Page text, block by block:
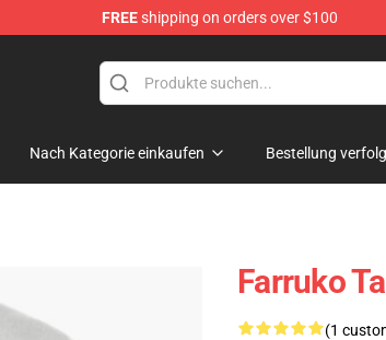
FREEshipping on orders over $100
Nach Kategorie einkaufen Bestellung
Farruko
(1